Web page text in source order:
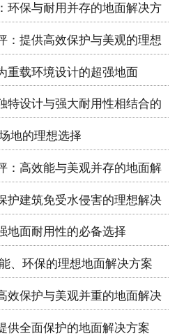
环保与耐用并存的地面解决方
：提供高效保护与美观的理想
重载环境设计的超强地面
特设计与强大耐用性相结合的
地的理想选择
：高效能与美观并存的地面解
护建筑免受水侵害的理想解决
地面耐用性的必备选择
、环保的理想地面解决方案
效保护与美观并重的地面解决
供全面保护的地面解决方案